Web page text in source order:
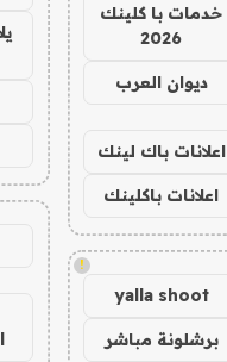
خدمات با كلينك
2026
ديوان العرب
اعلانات باك لينك
اعلانات باكلينك
!
yalla shoot
برشلونة مباشر